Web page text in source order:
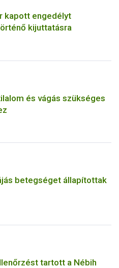
kapott engedélyt
kijuttatásra
és vágás szükséges
betegséget állapítottak
tartott a Nébih